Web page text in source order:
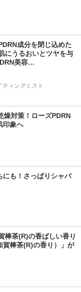
成分を閉じ込めた
にうるおいとツヤを与
美容…
ィングミスト
対策！ローズPDRN
印象へ
にも！さっぱりシャバ
棒茶(R)の香ばしい香り
賀棒茶(R)の香り）」が